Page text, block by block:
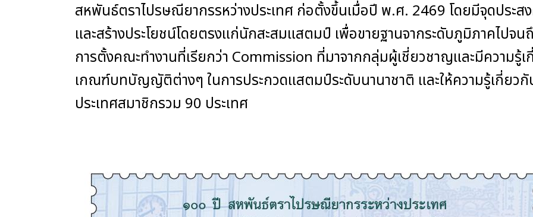
สหพันธ์ตราไปรษณียากรรหว่างประเทศ ก่อตั้งขึ้นเมื่อปี พ.ศ. 2469 โดยมีจุดประส
และสร้างประโยชน์โดยตรงแก่นักสะสมแสตมป์ เพื่อขายฐานจากระดับภูมิภาคไปจ
การตั้งคณะทำงานที่เรียกว่า Commission ที่มาจากกลุ่มผู้เชี่ยวชาญและมีความ
เกณฑ์บทบัญญัติต่างๆ ในการประกวดแสตมป์ระดับนานาชาติ และให้ความรู้เกี่ยวกั
ประเทศสมาชิกรวม 90 ประเทศ